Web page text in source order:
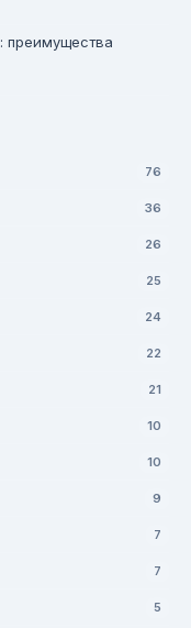
преимущества
76
36
26
25
24
22
21
10
10
9
7
7
5